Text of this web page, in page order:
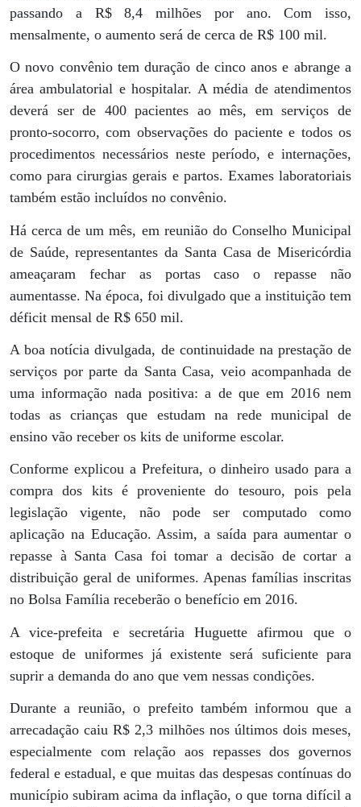
passando a R$ 8,4 milhões por ano. Com isso,
mensalmente, o aumento será de cerca de R$ 100 mil.
O novo convênio tem duração de cinco anos e abrange a
área ambulatorial e hospitalar. A média de atendimentos
deverá ser de 400 pacientes ao mês, em serviços de
pronto-socorro, com observações do paciente e todos os
procedimentos necessários neste período, e internações,
como para cirurgias gerais e partos. Exames laboratoriais
também estão incluídos no convênio.
Há cerca de um mês, em reunião do Conselho Municipal
de Saúde, representantes da Santa Casa de Misericórdia
ameaçaram fechar as portas caso o repasse não
aumentasse. Na época, foi divulgado que a instituição tem
déficit mensal de R$ 650 mil.
A boa notícia divulgada, de continuidade na prestação de
serviços por parte da Santa Casa, veio acompanhada de
uma informação nada positiva: a de que em 2016 nem
todas as crianças que estudam na rede municipal de
ensino vão receber os kits de uniforme escolar.
Conforme explicou a Prefeitura, o dinheiro usado para a
compra dos kits é proveniente do tesouro, pois pela
legislação vigente, não pode ser computado como
aplicação na Educação. Assim, a saída para aumentar o
repasse à Santa Casa foi tomar a decisão de cortar a
distribuição geral de uniformes. Apenas famílias inscritas
no Bolsa Família receberão o benefício em 2016.
A vice-prefeita e secretária Huguette afirmou que o
estoque de uniformes já existente será suficiente para
suprir a demanda do ano que vem nessas condições.
Durante a reunião, o prefeito também informou que a
arrecadação caiu R$ 2,3 milhões nos últimos dois meses,
especialmente com relação aos repasses dos governos
federal e estadual, e que muitas das despesas contínuas do
município subiram acima da inflação, o que torna difícil a